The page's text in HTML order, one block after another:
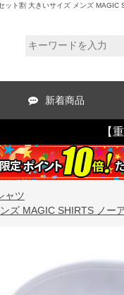
ト割 大きいサイズ メンズ
新着商品
【
ャツ
ズ MAGIC SHIRTS ノ